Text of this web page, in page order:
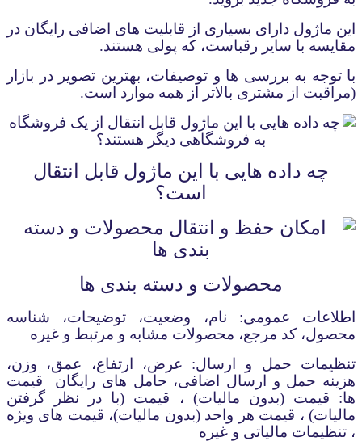
این ماژول دارای بسیاری از قابلیت های اضافی رایگان در
مقایسه با سایر رقباست، که پولی هستند.
با توجه به بررسی ها و توصیفات، بهترین تصویر در بازار
(مراقبت از مشتری بالاتر از همه موارد است.
چه داده هایی با این ماژول قابل انتقال
است؟
محصولات و دسته بندی ها
اطلاعات عمومی: نام، وضعیت، توضیحات، شناسه
محصول، کد مرجع، محصولات مشابه و مرتبط و غیره
تنظیمات حمل و ارسال: عرض، ارتفاع، عمق، وزن،
هزینه حمل و ارسال اضافی، حامل های رایگان
قیمت
ها: قیمت (بدون مالیات) ، قیمت (با در نظر گرفتن
مالیات) ، قیمت هر واحد (بدون مالیات)، قیمت های ویژه
، تنظیمات مالیاتی و غیره